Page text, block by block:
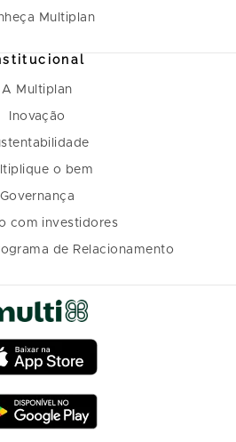
Multiplan
A Multiplan
Inovação
o bem
Governança
com investidores
de Relacionamento